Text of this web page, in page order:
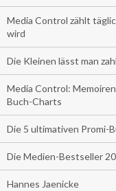
Media Control zählt
wird
Die Kleinen lässt man
Media Control:
Buch-Charts
Die 5 ultimativen Promi-
Die Medien-Bestseller
Hannes Jaenicke